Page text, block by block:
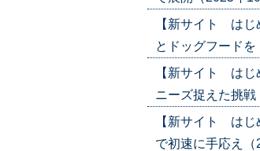
【新サイト は
とドッグフード
【新サイト は
ニーズ捉えた挑
【新サイト は
で初速に手応え